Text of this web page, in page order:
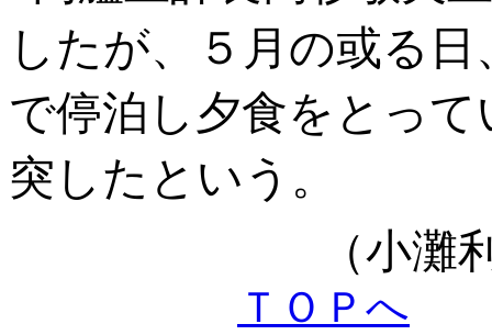
したが、５月の或る
で停泊し夕食をとっ
突したという。
（小灘
ＴＯＰへ